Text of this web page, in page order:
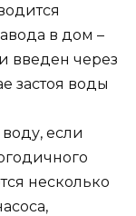
в дом –
введен через
застоя воды
если
несколько